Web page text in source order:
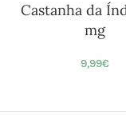
Castanha da
mg
9,99€